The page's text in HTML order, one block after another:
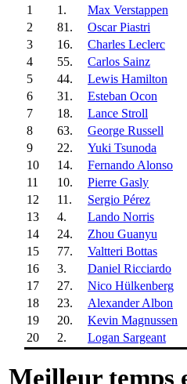
1
1. Max Verstappen
2
81. Oscar Piastri
3
16. Charles Leclerc
4
55. Carlos Sainz
5
44. Lewis Hamilton
6
31. Esteban Ocon
7
18. Lance Stroll
8
63. George Russell
9
22. Yuki Tsunoda
10
14. Fernando Alonso
11
10. Pierre Gasly
12
11. Sergio Pérez
13
4. Lando Norris
14
24. Zhou Guanyu
15
77. Valtteri Bottas
16
3. Daniel Ricciardo
17
27. Nico Hülkenberg
18
23. Alexander Albon
19
20. Kevin Magnussen
20
2. Logan Sargeant
Meilleur temps